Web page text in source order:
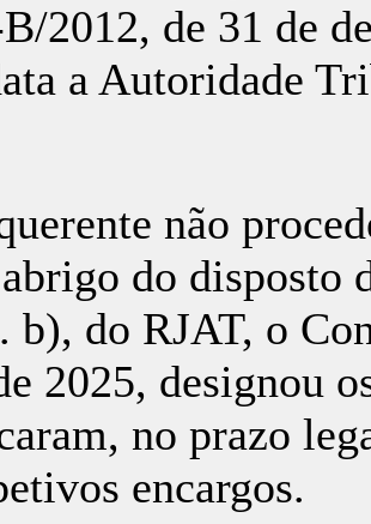
­B/2012, de 31 de
a Autoridade
não
do disposto
b), do RJAT, o
2025, designou
no prazo
encargos.